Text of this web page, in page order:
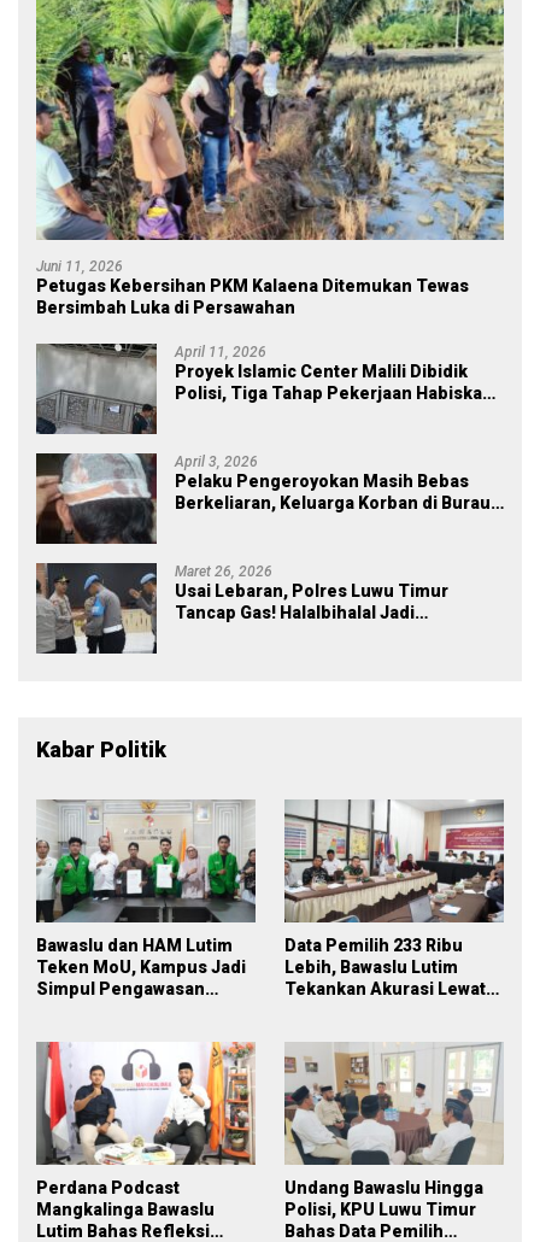
Juni 11, 2026
Petugas Kebersihan PKM Kalaena Ditemukan Tewas
Bersimbah Luka di Persawahan
April 11, 2026
Proyek Islamic Center Malili Dibidik
Polisi, Tiga Tahap Pekerjaan Habiskan
April 3, 2026
Pelaku Pengeroyokan Masih Bebas
Berkeliaran, Keluarga Korban di Burau
Maret 26, 2026
Usai Lebaran, Polres Luwu Timur
Tancap Gas! Halalbihalal Jadi
Kabar Politik
Bawaslu dan HAM Lutim
Teken MoU, Kampus Jadi
Simpul Pengawasan
Data Pemilih 233 Ribu
Lebih, Bawaslu Lutim
Tekankan Akurasi Lewat
Perdana Podcast
Mangkalinga Bawaslu
Lutim Bahas Refleksi
Undang Bawaslu Hingga
Polisi, KPU Luwu Timur
Bahas Data Pemilih